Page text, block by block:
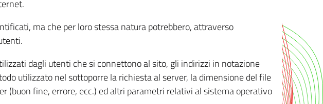
ma che per loro stessa natura potrebbero, attraverso
dagli utenti che si connettono al sito, gli indirizzi in notazione
utilizzato nel sottoporre la richiesta al server, la dimensione del file
(buon fine, errore, ecc.) ed altri parametri relativi al sistema operativo